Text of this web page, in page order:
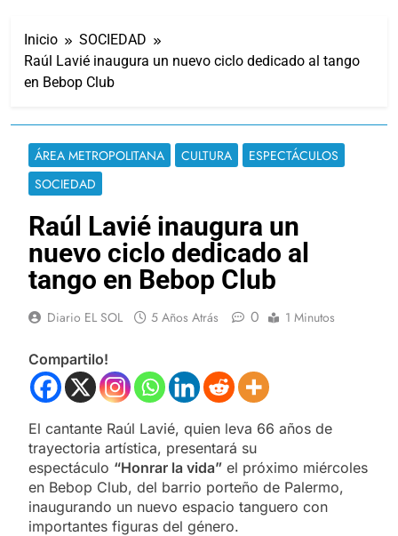
Inicio
SOCIEDAD
Raúl Lavié inaugura un nuevo ciclo dedicado al tango
en Bebop Club
ÁREA METROPOLITANA CULTURA
ESPECTÁCULOS
SOCIEDAD
Raúl Lavié inaugura un
nuevo ciclo dedicado al
tango en Bebop Club
Diario EL SOL 5 Años Atrás 0 1 Minutos
Compartilo!
El cantante Raúl Lavié, quien leva 66 años de
trayectoria artística, presentará su
espectáculo “Honrar la vida” el próximo miércoles
en Bebop Club, del barrio porteño de Palermo,
inaugurando un nuevo espacio tanguero con
importantes figuras del género.